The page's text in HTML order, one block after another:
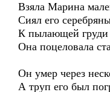
Взяла Марина
Сиял его
К пылающей груди
Она поцеловала
Он умер через
А труп его был